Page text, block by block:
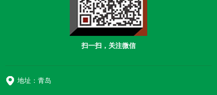
扫一扫，关注微信
地址：青岛